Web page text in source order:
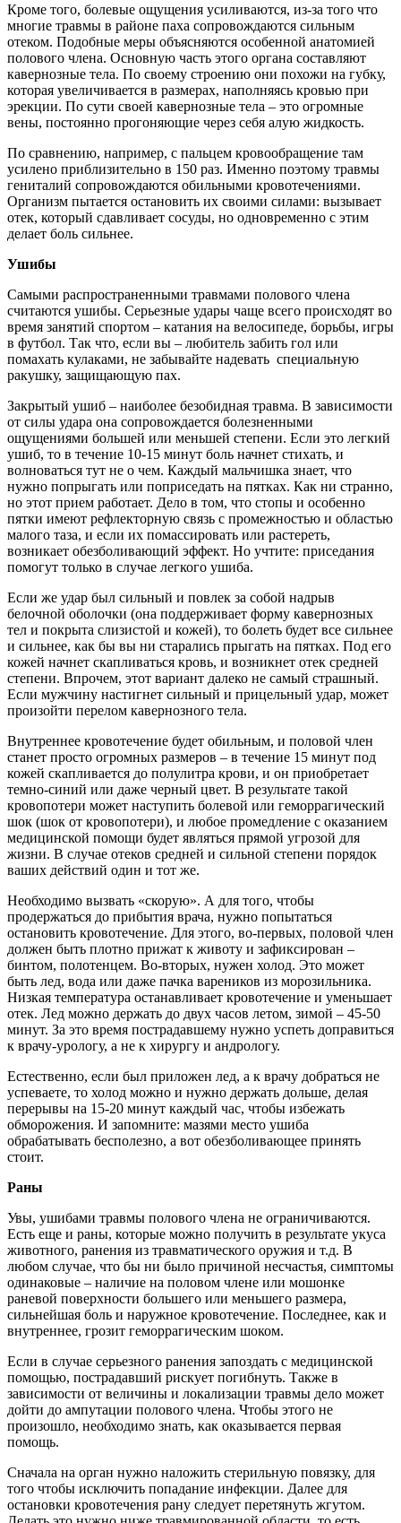
Кроме того, болевые ощущения усиливаются, из-за того что
многие травмы в районе паха сопровождаются сильным
отеком. Подобные меры объясняются особенной анатомией
полового члена. Основную часть этого органа составляют
кавернозные тела. По своему строению они похожи на губку,
которая увеличивается в размерах, наполняясь кровью при
эрекции. По сути своей кавернозные тела – это огромные
вены, постоянно прогоняющие через себя алую жидкость.
По сравнению, например, с пальцем крово­обращение там
усилено приблизительно в 150 раз. Именно поэтому травмы
гениталий сопровождаются обильными кровотечениями.
Организм пытается остановить их своими силами: вызывает
отек, который сдавливает сосуды, но одновременно с этим
делает боль сильнее.
Ушибы
Самыми распространенными травмами полового члена
считаются ушибы. Серьезные удары чаще всего происходят во
время занятий спортом – катания на велосипеде, борьбы, игры
в футбол. Так что, если вы – любитель забить гол или
помахать кулаками, не забывайте надевать специальную
ракушку, защищающую пах.
Закрытый ушиб – наиболее безобидная травма. В зависимости
от силы удара она сопровождается болезненными
ощущениями большей или меньшей степени. Если это легкий
ушиб, то в течение 10-15 минут боль начнет стихать, и
волноваться тут не о чем. Каждый мальчишка знает, что
нужно попрыгать или поприседать на пятках. Как ни странно,
но этот прием работает. Дело в том, что стопы и особенно
пятки имеют рефлекторную связь с промежностью и областью
малого таза, и если их помассировать или растереть,
возникает обезболивающий эффект. Но учтите: приседания
помогут только в случае легкого ушиба.
Если же удар был сильный и повлек за собой надрыв
белочной оболочки (она поддерживает форму кавернозных
тел и покрыта слизистой и кожей), то болеть будет все сильнее
и сильнее, как бы вы ни старались прыгать на пятках. Под его
кожей начнет скапливаться кровь, и возникнет отек средней
степени. Впрочем, этот вариант далеко не самый страшный.
Если мужчину настигнет сильный и прицельный удар, может
произойти перелом кавернозного тела.
Внутреннее кровотечение будет обильным, и половой член
станет просто огромных размеров – в течение 15 минут под
кожей скапливается до полулитра крови, и он приобретает
темно-синий или даже черный цвет. В результате такой
кровопотери может наступить болевой или геморрагический
шок (шок от кровопотери), и любое промедление с оказанием
медицинской помощи будет являться прямой угрозой для
жизни. В случае отеков средней и сильной степени порядок
ваших действий один и тот же.
Необходимо вызвать «скорую». А для того, чтобы
продержаться до прибытия врача, нужно попытаться
остановить кровотечение. Для этого, во-первых, половой член
должен быть плотно прижат к животу и зафиксирован –
бинтом, полотенцем. Во-вторых, нужен холод. Это может
быть лед, вода или даже пачка вареников из морозильника.
Низкая температура останавливает кровотечение и уменьшает
отек. Лед можно держать до двух часов летом, зимой – 45-50
минут. За это время пострадавшему нужно успеть доправиться
к врачу-урологу, а не к хирургу и андрологу.
Естественно, если был приложен лед, а к врачу добраться не
успеваете, то холод можно и нужно держать дольше, делая
перерывы на 15-20 минут каждый час, чтобы избежать
обморожения. И запомните: мазями место ушиба
обрабатывать бесполезно, а вот обезболивающее принять
стоит.
Раны
Увы, ушибами травмы полового члена не ограничиваются.
Есть еще и раны, которые можно получить в результате укуса
животного, ранения из травматического оружия и т.д. В
любом случае, что бы ни было причиной несчастья, симптомы
одинаковые – наличие на половом члене или мошонке
раневой поверхности большего или меньшего размера,
сильнейшая боль и наружное кровотечение. Последнее, как и
внутреннее, грозит геморрагическим шоком.
Если в случае серьезного ранения запоздать с медицинской
помощью, пострадавший рискует погибнуть. Также в
зависимости от величины и локализации травмы дело может
дойти до ампутации полового члена. Чтобы этого не
произошло, необходимо знать, как оказывается первая
помощь.
Сначала на орган нужно наложить стерильную повязку, для
того чтобы исключить попадание инфекции. Далее для
остановки кровотечения рану следует перетянуть жгутом.